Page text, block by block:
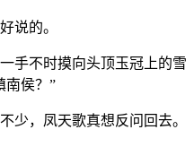
说的。
手不时摸向头顶玉冠上的雪
南侯？”
少，凤天歌真想反问回去。